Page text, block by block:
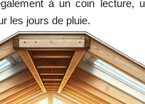
à un coin lecture,
les jours de pluie.